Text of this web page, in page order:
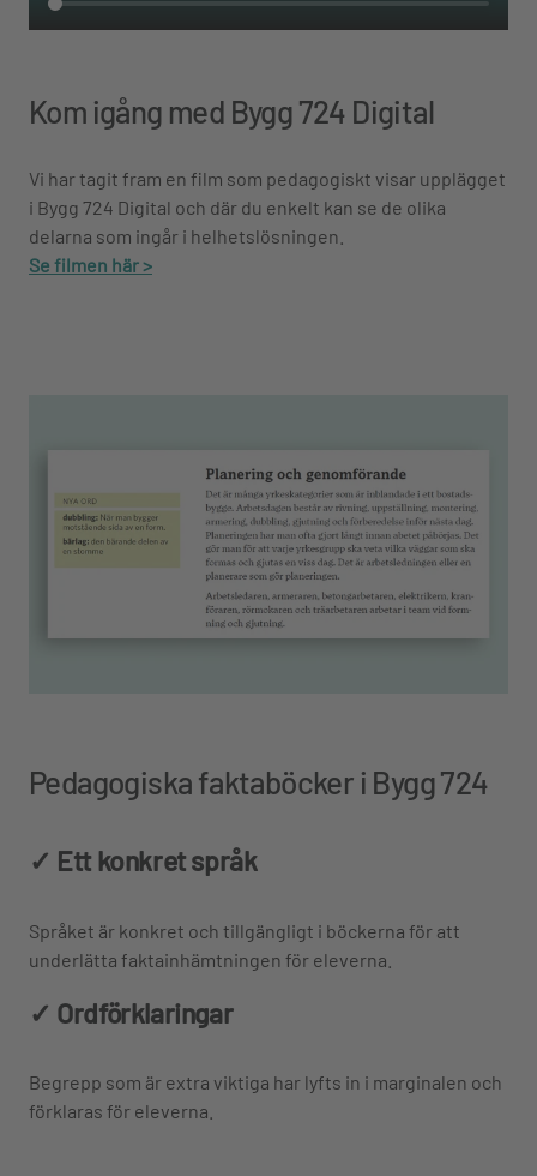
Kom igång med Bygg 724 Digital
Vi har tagit fram en film som pedagogiskt visar upplägget
i Bygg 724 Digital och där du enkelt kan se de olika
delarna som ingår i helhetslösningen.
Se filmen här >
Pedagogiska faktaböcker i Bygg 724
✓ Ett konkret språk
Språket är konkret och tillgängligt i böckerna för att
underlätta faktainhämtningen för eleverna.
✓ Ordförklaringar
Begrepp som är extra viktiga har lyfts in i marginalen och
förklaras för eleverna.